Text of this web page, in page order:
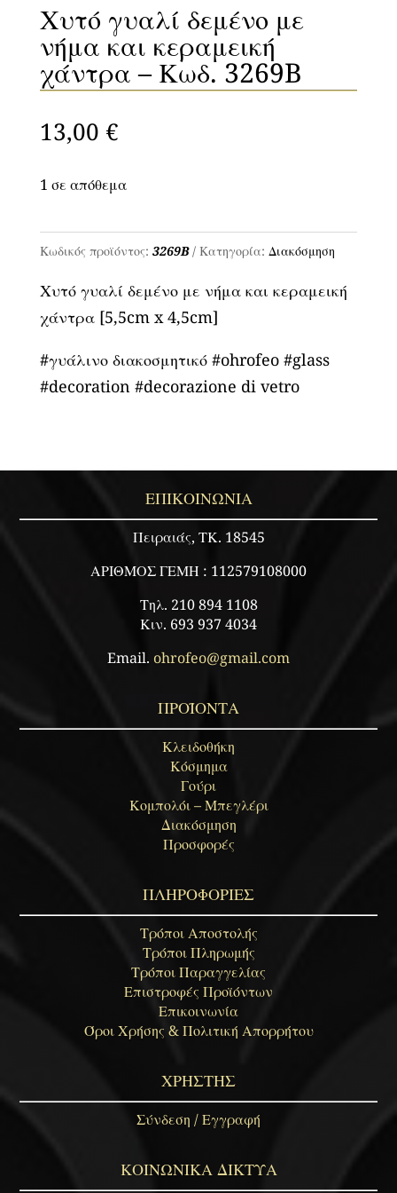
Χυτό γυαλί δεμένο με
νήμα και κεραμεική
χάντρα – Κωδ. 3269B
13,00 €
1 σε απόθεμα
γυαλί
νήμα
και
κεραμεική
Κωδ.
ποσότητα
Κωδικός προϊόντος: 3269B Κατηγορία: Διακόσμηση
Χυτό γυαλί δεμένο με νήμα και κεραμεική
χάντρα [5,5cm x 4,5cm]
#γυάλινο διακοσμητικό #ohrofeo #glass
#decoration #decorazione di vetro
ΕΠΙΚΟΙΝΩΝΙΑ
Πειραιάς, ΤΚ. 18545
ΑΡΙΘΜΟΣ ΓΕΜΗ : 112579108000
Τηλ. 210 894 1108
Κιν. 693 937 4034
Email. ohrofeo@gmail.com
ΠΡΟΪΟΝΤΑ
Κλειδοθήκη
Κόσμημα
Γούρι
Κομπολόι – Μπεγλέρι
Διακόσμηση
Προσφορές
ΠΛΗΡΟΦΟΡΙΕΣ
Τρόποι Αποστολής
Τρόποι Πληρωμής
Τρόποι Παραγγελίας
Επιστροφές Προϊόντων
Επικοινωνία
Όροι Χρήσης & Πολιτική Απορρήτου
ΧΡΗΣΤΗΣ
Σύνδεση / Εγγραφή
ΚΟΙΝΩΝΙΚΑ ΔΙΚΤΥΑ